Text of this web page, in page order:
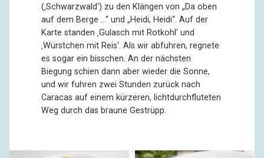
(‚Schwarzwald‘) zu den Klängen von „Da oben
auf dem Berge …“ und „Heidi, Heidi“. Auf der
Karte standen ‚Gulasch mit Rotkohl‘ und
‚Würstchen mit Reis‘. Als wir abfuhren, regnete
es sogar ein bisschen. An der nächsten
Biegung schien dann aber wieder die Sonne,
und wir fuhren zwei Stunden zurück nach
Caracas auf einem kürzeren, lichtdurchfluteten
Weg durch das braune Gestrüpp.